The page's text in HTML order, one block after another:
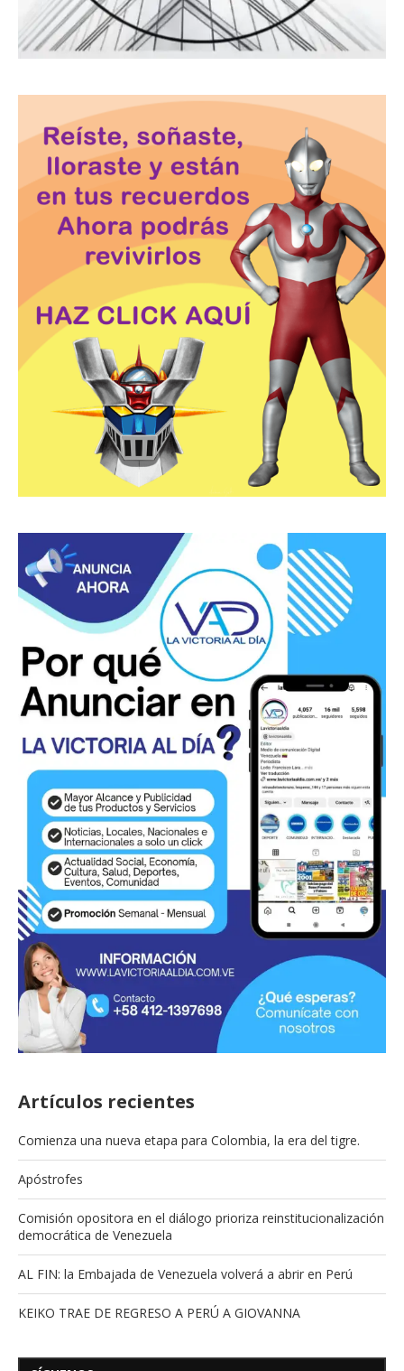
Artículos recientes
Comienza una nueva etapa para Colombia, la era del tigre.
Apóstrofes
Comisión opositora en el diálogo prioriza reinstitucionalización
democrática de Venezuela
AL FIN: la Embajada de Venezuela volverá a abrir en Perú
KEIKO TRAE DE REGRESO A PERÚ A GIOVANNA